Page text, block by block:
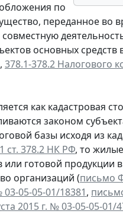
по
переданное во
основных средств
, 378.1-378.2 Налогового
как кадастровая
законом
базы исходя из
ст. 378.2 НК РФ, то
готовой продукции
организаций (письмо
05-05-01/18381,
2015 г. № 03-05-05-01/